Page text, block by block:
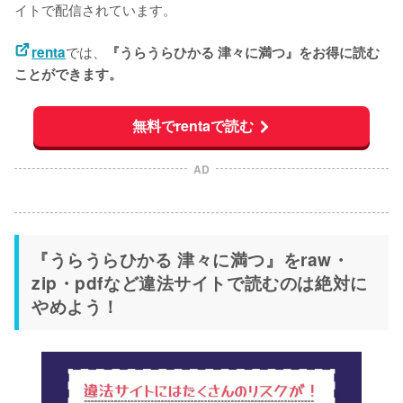
イトで配信されています。
rentaでは、
『うらうらひかる 津々に満つ』をお得に読む
ことができます。
無料でrentaで読む
AD
『うらうらひかる 津々に満つ』をraw・
zip・pdfなど違法サイトで読むのは絶対に
やめよう！